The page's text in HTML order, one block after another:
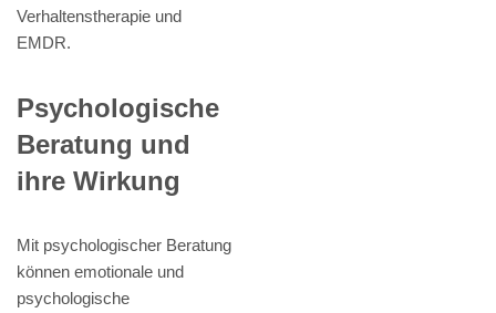
Verhaltenstherapie und
EMDR.
Psychologische
Beratung und
ihre Wirkung
Mit psychologischer Beratung
können emotionale und
psychologische